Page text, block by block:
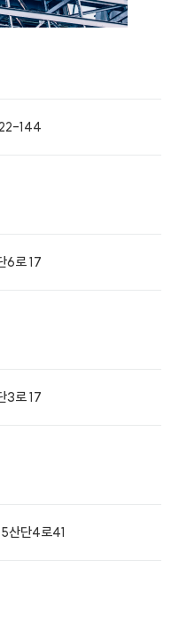
22-144
6로 17
3로 17
산단4로41